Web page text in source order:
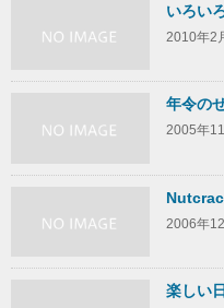
いろい
2010年2
年令の
2005年
2006年
楽しい